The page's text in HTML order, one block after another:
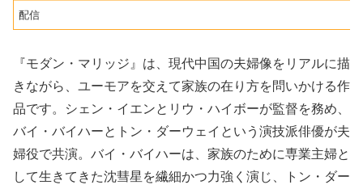
配信
『モダン・マリッジ』は、現代中国の夫婦像をリアルに描
きながら、ユーモアを交えて家族の在り方を問いかける作
品です。シェン・イエンとリウ・ハイボーが監督を務め、
バイ・バイハーとトン・ダーウェイという演技派俳優が夫
婦役で共演。バイ・バイハーは、家族のために専業主婦と
して生きてきた沈彗星を繊細かつ力強く演じ、トン・ダー